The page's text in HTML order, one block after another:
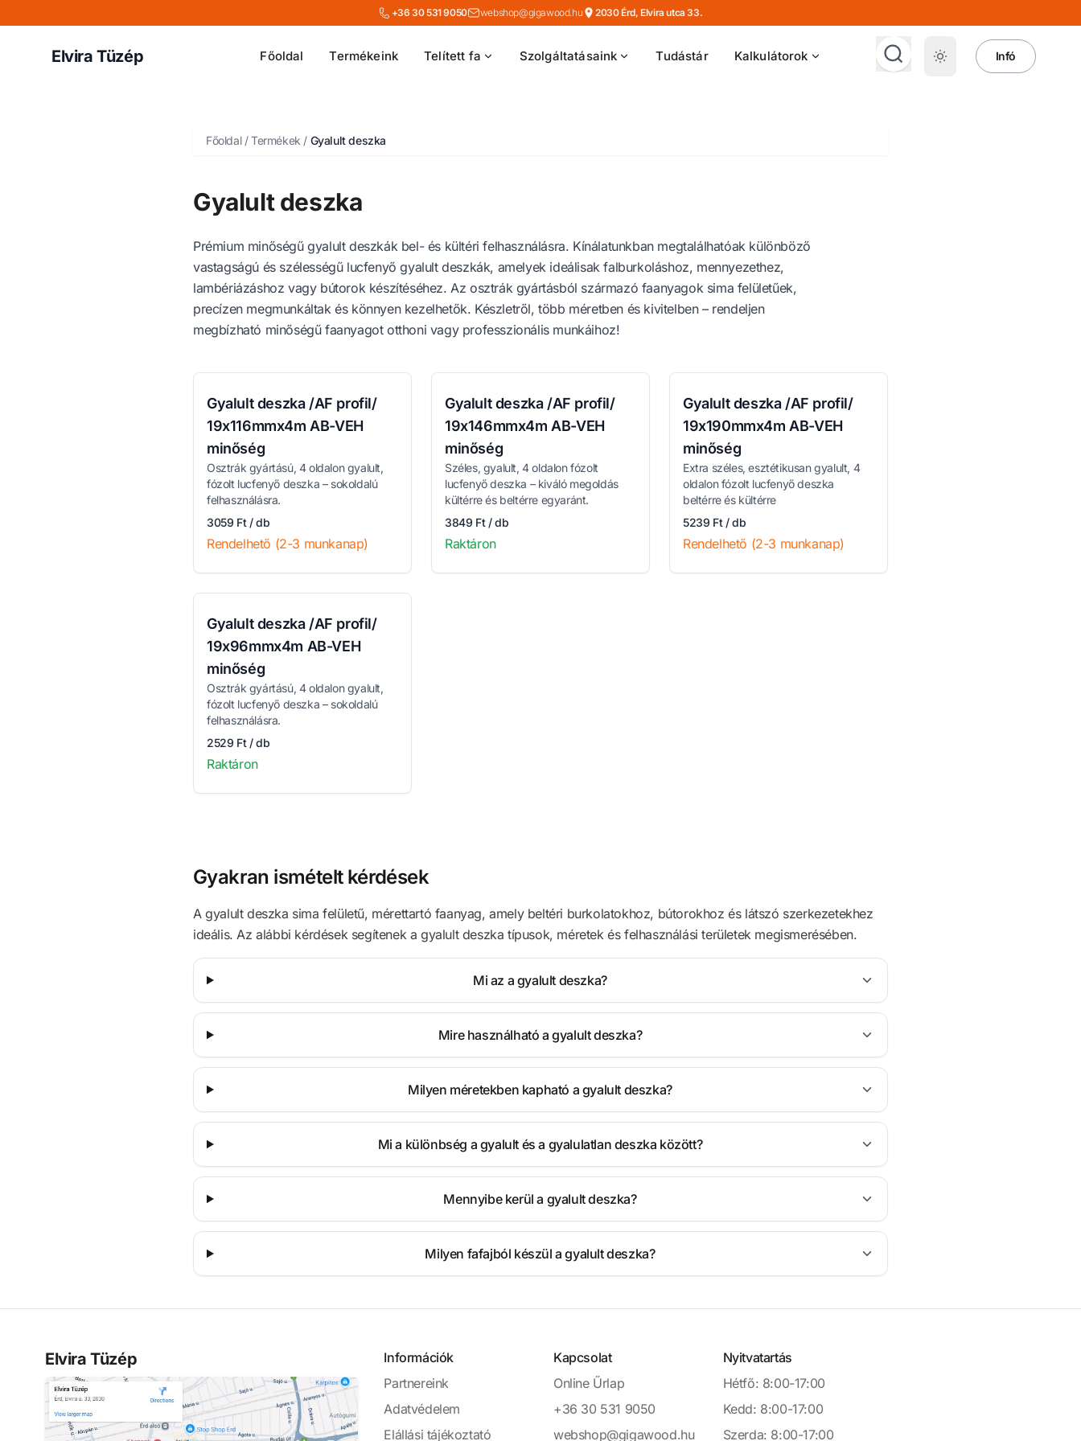
+36 30 531 9050 webshop@gigawood.hu 2030 Érd, Elvira utca 33.
Elvira Tüzép Főoldal Termékeink Telített fa Szolgáltatásaink Tudástár Kalkulátorok Infó
Főoldal/Termékek / Gyalult deszka
Gyalult deszka
Prémium minőségű gyalult deszkák bel- és kültéri felhasználásra. Kínálatunkban megtalálhatóak különböző
vastagságú és szélességű lucfenyő gyalult deszkák, amelyek ideálisak falburkoláshoz, mennyezethez,
lambériázáshoz vagy bútorok készítéséhez. Az osztrák gyártásból származó faanyagok sima felületűek,
precízen megmunkáltak és könnyen kezelhetők. Készletről, több méretben és kivitelben – rendeljen
megbízható minőségű faanyagot otthoni vagy professzionális munkáihoz!
Gyalult deszka /AF profil/
19x116mmx4m AB-VEH
minőség
Osztrák gyártású, 4 oldalon gyalult,
fózolt lucfenyő deszka – sokoldalú
felhasználásra.
3059 Ft / db
Rendelhető (2-3 munkanap)
Gyalult deszka /AF profil/
19x146mmx4m AB-VEH
minőség
Széles, gyalult, 4 oldalon fózolt
lucfenyő deszka – kiváló megoldás
kültérre és beltérre egyaránt.
3849 Ft / db
Raktáron
Gyalult deszka /AF profil/
19x190mmx4m AB-VEH
minőség
Extra széles, esztétikusan gyalult, 4
oldalon fózolt lucfenyő deszka
beltérre és kültérre
5239 Ft / db
Rendelhető (2-3 munkanap)
Gyalult deszka /AF profil/
19x96mmx4m AB-VEH
minőség
Osztrák gyártású, 4 oldalon gyalult,
fózolt lucfenyő deszka – sokoldalú
felhasználásra.
2529 Ft / db
Raktáron
Gyakran ismételt kérdések
A gyalult deszka sima felületű, mérettartó faanyag, amely beltéri burkolatokhoz, bútorokhoz és látszó szerkezetekhez
ideális. Az alábbi kérdések segítenek a gyalult deszka típusok, méretek és felhasználási területek megismerésében.
Mi az a gyalult deszka?
Mire használható a gyalult deszka?
Milyen méretekben kapható a gyalult deszka?
Mi a különbség a gyalult és a gyalulatlan deszka között?
Mennyibe kerül a gyalult deszka?
Milyen fafajból készül a gyalult deszka?
Elvira Tüzép
Információk
Partnereink
Adatvédelem
Elállási tájékoztató
Kapcsolat
Online Űrlap
+36 30 531 9050
webshop@gigawood.hu
Nyitvatartás
Hétfő: 8:00-17:00
Kedd: 8:00-17:00
Szerda: 8:00-17:00